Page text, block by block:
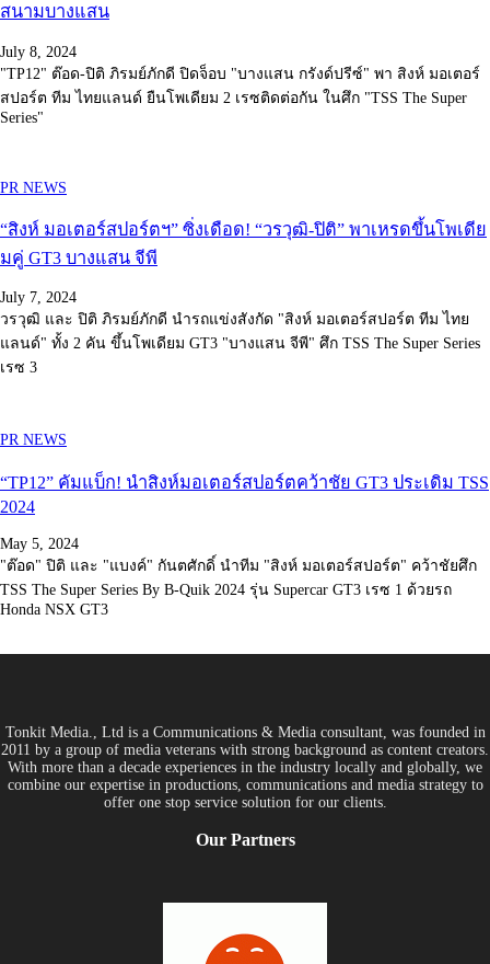
สนามบางแสน
July 8, 2024
"TP12" ต๊อด-ปิติ ภิรมย์ภักดี ปิดจ็อบ "บางแสน กรังด์ปรีซ์" พา สิงห์ มอเตอร์
สปอร์ต ทีม ไทยแลนด์ ยืนโพเดียม 2 เรซติดต่อกัน ในศึก "TSS The Super
Series"
PR NEWS
“สิงห์ มอเตอร์สปอร์ตฯ” ซิ่งเดือด! “วรวุฒิ-ปิติ” พาเหรดขึ้นโพเดีย
มคู่ GT3 บางแสน จีพี
July 7, 2024
วรวุฒิ และ ปิติ ภิรมย์ภักดี นำรถแข่งสังกัด "สิงห์ มอเตอร์สปอร์ต ทีม ไทย
แลนด์" ทั้ง 2 คัน ขึ้นโพเดียม GT3 "บางแสน จีพี" ศึก TSS The Super Series
เรซ 3
PR NEWS
“TP12” คัมแบ็ก! นำสิงห์มอเตอร์สปอร์ตคว้าชัย GT3 ประเดิม TSS
2024
May 5, 2024
"ต๊อด" ปิติ และ "แบงค์" กันตศักดิ์ นำทีม "สิงห์ มอเตอร์สปอร์ต" คว้าชัยศึก
TSS The Super Series By B-Quik 2024 รุ่น Supercar GT3 เรซ 1 ด้วยรถ
Honda NSX GT3
Tonkit Media., Ltd is a Communications & Media consultant, was founded in
2011 by a group of media veterans with strong background as content creators.
With more than a decade experiences in the industry locally and globally, we
combine our expertise in productions, communications and media strategy to
offer one stop service solution for our clients.
Our Partners